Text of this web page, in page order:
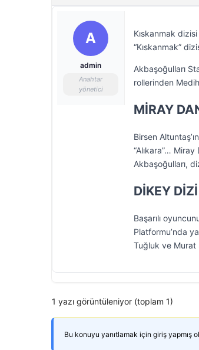
A
admin
Anahtar
yönetici
Kıskanmak
“Kıskanmak”
Akbaşoğulları
rollerinden
MİRAY
Birsen
“Alıkara”…
Akbaşoğulları,
DİKEY
Başarılı
Platformu’nda
Tuğluk ve Murat
1 yazı görüntüleniyor (toplam 1)
Bu konuyu yanıtlamak için giriş yapmış